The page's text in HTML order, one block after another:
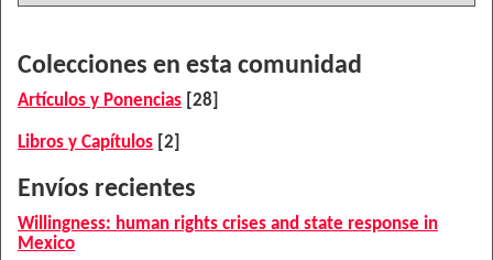
Colecciones en esta comunidad
Artículos y Ponencias [28]
Libros y Capítulos [2]
Envíos recientes
Willingness: human rights crises and state response in
Mexico